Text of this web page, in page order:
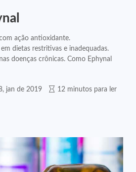
ação antioxidante.
dietas restritivas e inadequadas.
doenças crônicas. Como Ephynal
jan de 2019 12 minutos para ler